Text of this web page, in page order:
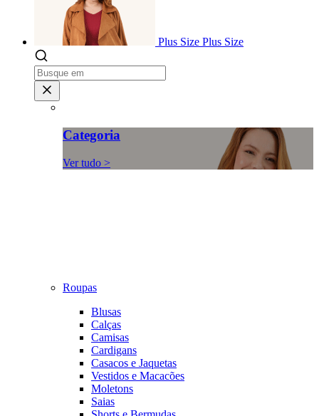
Plus Size Plus Size
Categoria
Ver tudo >
Roupas
Blusas
Calças
Camisas
Cardigans
Casacos e Jaquetas
Vestidos e Macacões
Moletons
Saias